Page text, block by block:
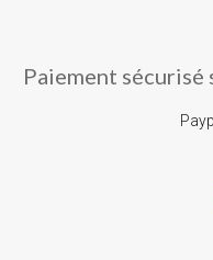
Paiement